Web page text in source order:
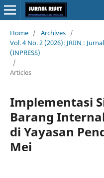
Home / Archives /
Vol. 4 No. 2 (2026): JRIIN :
(INPRESS)
/
Articles
Implementasi
Barang
di Yayasan
Mei